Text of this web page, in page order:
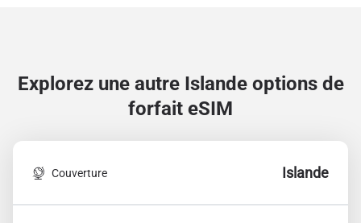
Explorez une autre Islande options de
forfait eSIM
Couverture Islande